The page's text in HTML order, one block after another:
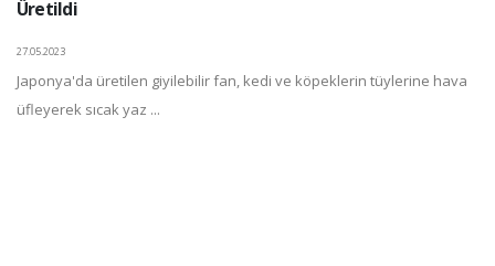
Üretildi
27.05.2023
Japonya'da üretilen giyilebilir fan, kedi ve köpeklerin tüylerine hava
üfleyerek sıcak yaz ...